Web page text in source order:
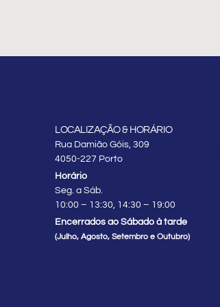
LOCALIZAÇÃO & HORÁRIO
Rua Damião Góis, 309
4050-227 Porto
Horário
Seg. a Sáb.
10:00 – 13:30, 14:30 – 19:00
Encerrados ao Sábado à tarde
(Julho, Agosto, Setembro e Outubro)